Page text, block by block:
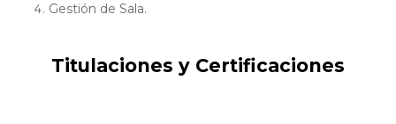
Gestión de Sala.
Titulaciones y Certificaciones